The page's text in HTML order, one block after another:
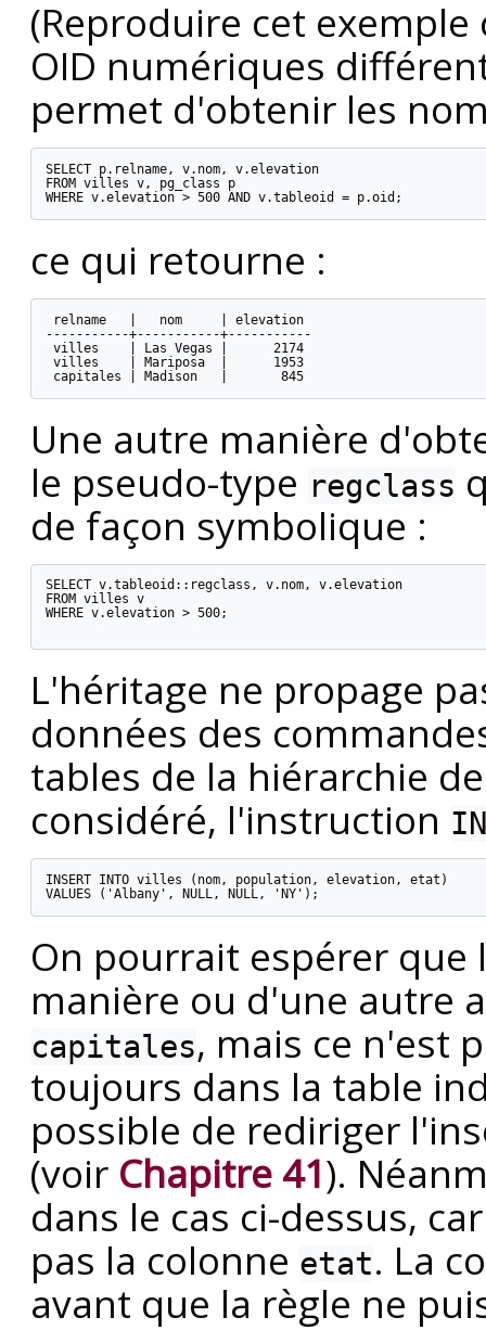
(Reproduire cet
OID numériques
permet d'obtenir les
SELECT p.relname, v.nom, v.elevation
FROM villes v, pg_class p
WHERE v.elevation > 500 AND v.tableoid = p.oid;
ce qui retourne :
relname   |   nom     | elevation
-----------+-----------+-----------
villes    | Las Vegas |      2174
villes    | Mariposa  |      1953
capitales | Madison   |       845
Une autre manière
le pseudo-type regclass
de façon symbolique :
SELECT v.tableoid::regclass, v.nom, v.elevation
FROM villes v
WHERE v.elevation > 500;
L'héritage ne propage
données des
tables de la hiérarchie
considéré, l'instruction
INSERT INTO villes (nom, population, elevation, etat)
VALUES ('Albany', NULL, NULL, 'NY');
On pourrait espérer
manière ou d'une autre
capitales, mais ce n'est
toujours dans la table
possible de rediriger
(voir Chapitre 41).
dans le cas ci-dessus,
pas la colonne etat. La
avant que la règle ne